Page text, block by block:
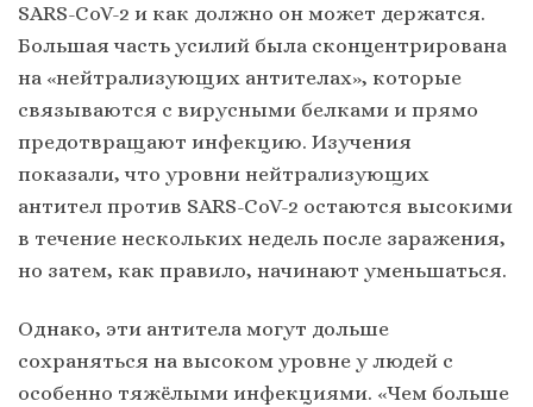
SARS-CoV-2 и как должно он может держатся.
Большая часть усилий была сконцентрирована
на «нейтрализующих антителах», которые
связываются с вирусными белками и прямо
предотвращают инфекцию. Изучения
показали, что уровни нейтрализующих
антител против SARS-CoV-2 остаются высокими
в течение нескольких недель после заражения,
но затем, как правило, начинают уменьшаться.
Однако, эти антитела могут дольше
сохраняться на высоком уровне у людей с
особенно тяжёлыми инфекциями. «Чем больше